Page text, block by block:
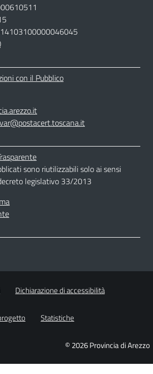
con il Pubblico
sono riutilizzabili solo ai sensi
legislativo 33/2013
Dichiarazione di accessibilità
Statistiche
© 2026 Provincia di Arezzo